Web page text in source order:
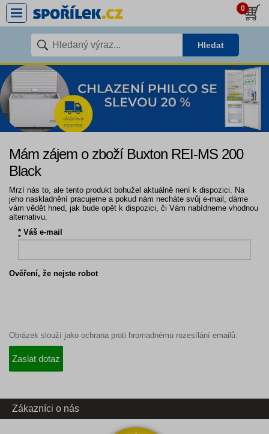
0
Hledat
Mám zájem o zboží Buxton REI-MS 200
Black
Mrzí nás to, ale tento produkt bohužel aktuálně není k dispozici. Na
jeho naskladnění pracujeme a pokud nám necháte svůj e-mail, dáme
vám vědět hned, jak bude opět k dispozici, či Vám nabídneme vhodnou
alternativu.
* Váš e-mail
Ověření, že nejste robot
Obrázek slouží jako ochrana proti hromadnému rozesílání emailů.
Zákazníci o nás